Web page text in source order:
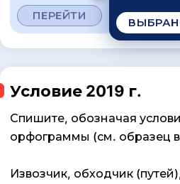
ПЕРЕЙТИ
Условие 2019 г.
Спишите, обозначая
орфограммы (см. образец
Извозчик, обходчик